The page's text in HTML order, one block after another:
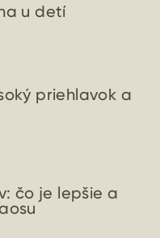
u detí
priehlavok a
čo je lepšie a